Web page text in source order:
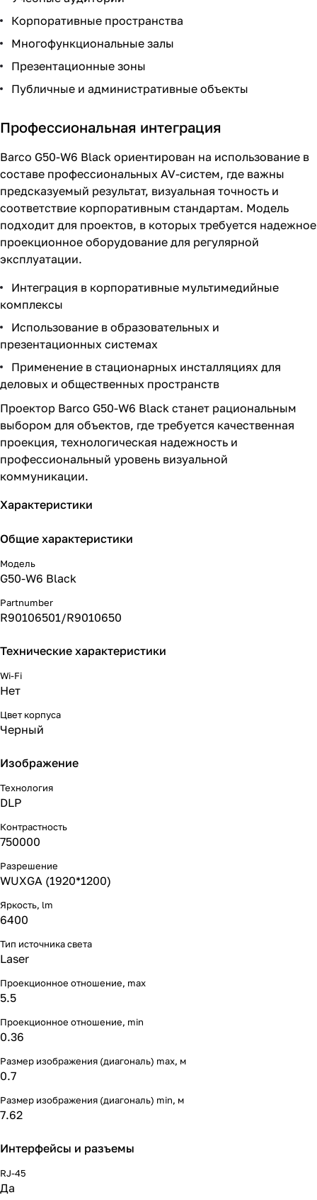
Корпоративные пространства
Многофункциональные залы
Презентационные зоны
Публичные и административные объекты
Профессиональная интеграция
Barco G50-W6 Black ориентирован на использование в
составе профессиональных AV-систем, где важны
предсказуемый результат, визуальная точность и
соответствие корпоративным стандартам. Модель
подходит для проектов, в которых требуется надежное
проекционное оборудование для регулярной
эксплуатации.
Интеграция в корпоративные мультимедийные
комплексы
Использование в образовательных и
презентационных системах
Применение в стационарных инсталляциях для
деловых и общественных пространств
Проектор Barco G50-W6 Black станет рациональным
выбором для объектов, где требуется качественная
проекция, технологическая надежность и
профессиональный уровень визуальной
коммуникации.
Характеристики
Общие характеристики
Модель
G50-W6 Black
Partnumber
R90106501/R9010650
Технические характеристики
Wi-Fi
Нет
Цвет корпуса
Черный
Изображение
Технология
DLP
Контрастность
750000
Разрешение
WUXGA (1920*1200)
Яркость, lm
6400
Тип источника света
Laser
Проекционное отношение, max
5.5
Проекционное отношение, min
0.36
Размер изображения (диагональ) max, м
0.7
Размер изображения (диагональ) min, м
7.62
Интерфейсы и разъемы
RJ-45
Да